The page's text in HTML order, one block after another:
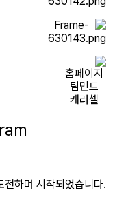
하며 시작되었습니다.